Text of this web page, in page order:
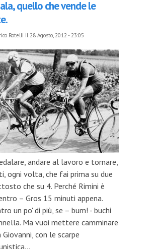
quello che vende le
Rotelli il 28 Agosto, 2012 - 23:05
andare al lavoro e tornare,
ogni volta, che fai prima su due
che su 4. Perché Rimini è
– Gros 15 minuti appena.
un po' di più, se – bum! - buchi
Ma vuoi mettere camminare
Giovanni, con le scarpe